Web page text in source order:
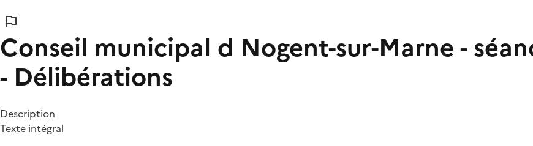
Conseil municipal d Nogent-sur-Marne -
- Délibérations
Description
Texte intégral